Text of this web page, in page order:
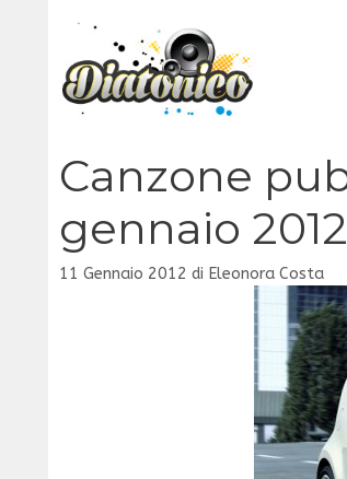
contenuto
Canzone
gennaio 2012
11 Gennaio 2012 di Eleonora Costa